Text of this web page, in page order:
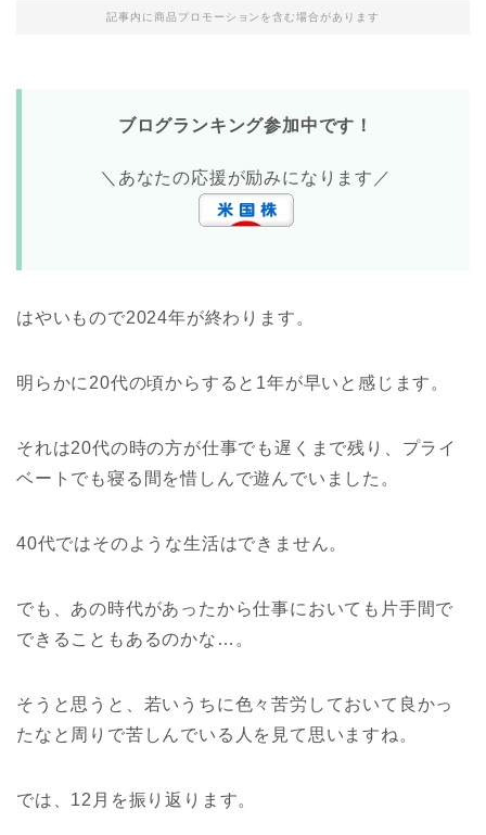
記事内に商品プロモーションを含む場合があります
ブログランキング参加中です！
＼あなたの応援が励みになります／
はやいもので2024年が終わります。
明らかに20代の頃からすると1年が早いと感じます。
それは20代の時の方が仕事でも遅くまで残り、プライ
ベートでも寝る間を惜しんで遊んでいました。
40代ではそのような生活はできません。
でも、あの時代があったから仕事においても片手間で
できることもあるのかな…。
そうと思うと、若いうちに色々苦労しておいて良かっ
たなと周りで苦しんでいる人を見て思いますね。
では、12月を振り返ります。